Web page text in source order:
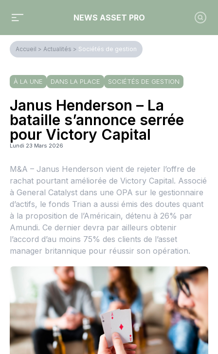
NEWS ASSET PRO
Accueil > Actualités > Sociétés de gestion
À LA UNE DANS LA PLACE SOCIÉTÉS DE GESTION
Janus Henderson – La
bataille s’annonce serrée
pour Victory Capital
Lundi 23 Mars 2026
M&A – Janus Henderson vient de rejeter l’offre de
rachat pourtant améliorée de Victory Capital. Associé
à General Catalyst dans une OPA sur le gestionnaire
d’actifs, le fonds Trian a aussi émis des doutes quant
à la proposition de l’Américain, détenu à 26% par
Amundi. Ce dernier devra par ailleurs obtenir
l’accord d’au moins 75% des clients de l’asset
manager britannique pour réussir son opération.